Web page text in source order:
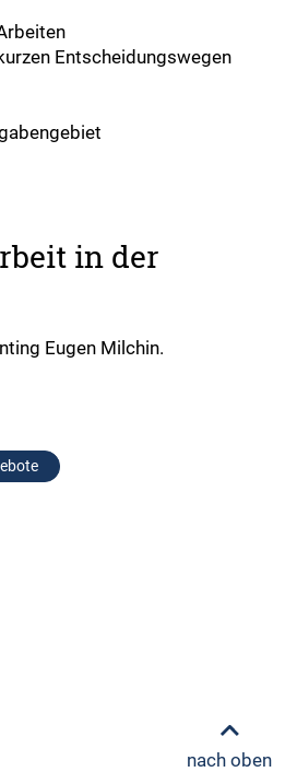
Entscheidungswegen
in der
Eugen Milchin.
nach oben